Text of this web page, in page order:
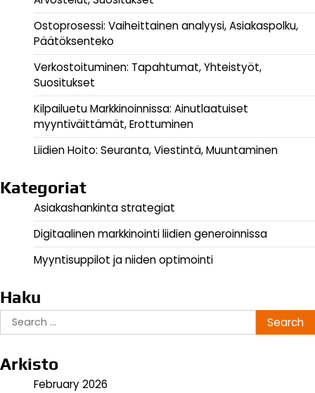
Ostoprosessi: Vaiheittainen analyysi, Asiakaspolku,
Päätöksenteko
Verkostoituminen: Tapahtumat, Yhteistyöt,
Suositukset
Kilpailuetu Markkinoinnissa: Ainutlaatuiset
myyntiväittämät, Erottuminen
Liidien Hoito: Seuranta, Viestintä, Muuntaminen
Kategoriat
Asiakashankinta strategiat
Digitaalinen markkinointi liidien generoinnissa
Myyntisuppilot ja niiden optimointi
Haku
Search
for:
Arkisto
February 2026